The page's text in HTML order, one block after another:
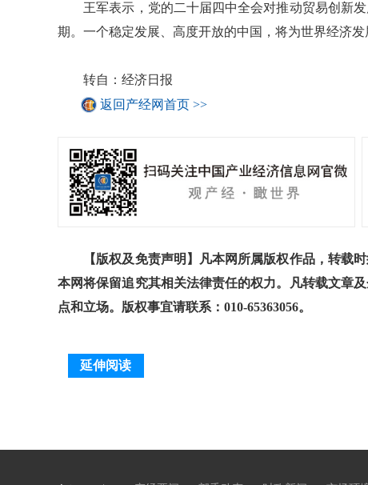
王军表示，党的二十届四中全会对推动贸易创新发
期。一个稳定发展、高度开放的中国，将为世界经济
转自：经济日报
返回产经网首页 >>
【版权及免责声明】凡本网所属版权作品，转载时
本网将保留追究其相关法律责任的权力。凡转载文章
点和立场。版权事宜请联系：010-65363056。
延伸阅读